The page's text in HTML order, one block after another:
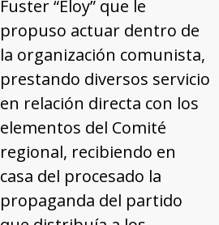
Fuster “Eloy” que le
propuso actuar dentro de
la organización comunista,
prestando diversos servicio
en relación directa con los
elementos del Comité
regional, recibiendo en
casa del procesado la
propaganda del partido